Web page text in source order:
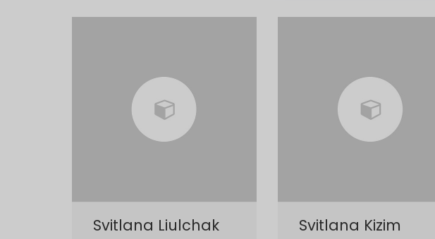
Svitlana Liulchak Svitlana Kizim